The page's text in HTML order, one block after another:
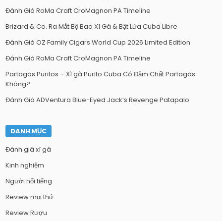
Đánh Giá RoMa Craft CroMagnon PA Timeline
Brizard & Co. Ra Mắt Bộ Bao Xì Gà & Bật Lửa Cuba Libre
Đánh Giá OZ Family Cigars World Cup 2026 Limited Edition
Đánh Giá RoMa Craft CroMagnon PA Timeline
Partagás Puritos – Xì gà Purito Cuba Có Đậm Chất Partagás
Không?
Đánh Giá ADVentura Blue-Eyed Jack’s Revenge Patapalo
DANH MỤC
Đánh giá xì gà
Kinh nghiệm
Người nổi tiếng
Review mọi thứ
Review Rượu